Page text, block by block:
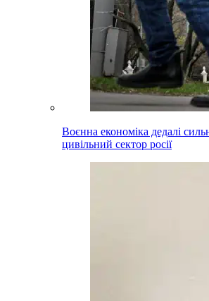
Воєнна економіка дедалі
цивільний сектор росії